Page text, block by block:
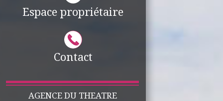
Espace propriétaire
Contact
AGENCE DU THEATRE